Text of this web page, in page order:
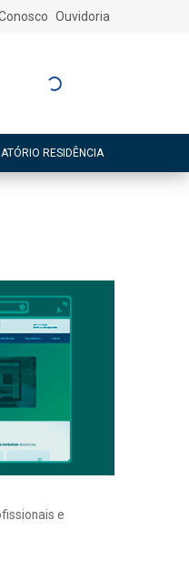
Ouvidoria
Entre ou Cadastre-
RESIDÊNCIA
e